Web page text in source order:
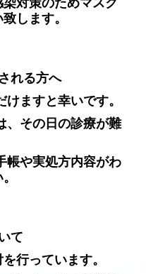
します。
れる方へ
ますと幸いです。
、その日の診療が難
帳や実処方内容がわ
て
行っています。